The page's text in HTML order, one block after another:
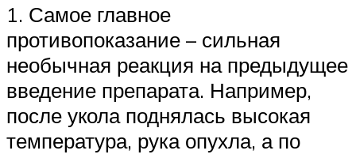
1. Самое главное
противопоказание – сильная
необычная реакция на предыдущее
введение препарата. Например,
после укола поднялась высокая
температура, рука опухла, а по